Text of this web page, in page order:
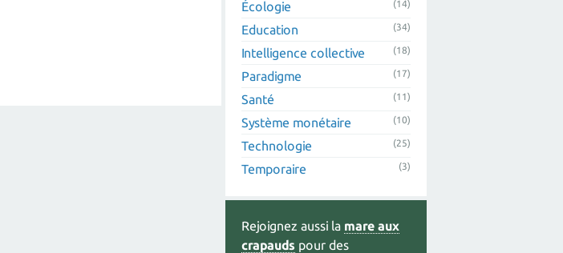
Écologie (14)
Education (34)
Intelligence collective (18)
Paradigme (17)
Santé (11)
Système monétaire (10)
Technologie (25)
Temporaire (3)
Rejoignez aussi la mare aux
crapauds pour des